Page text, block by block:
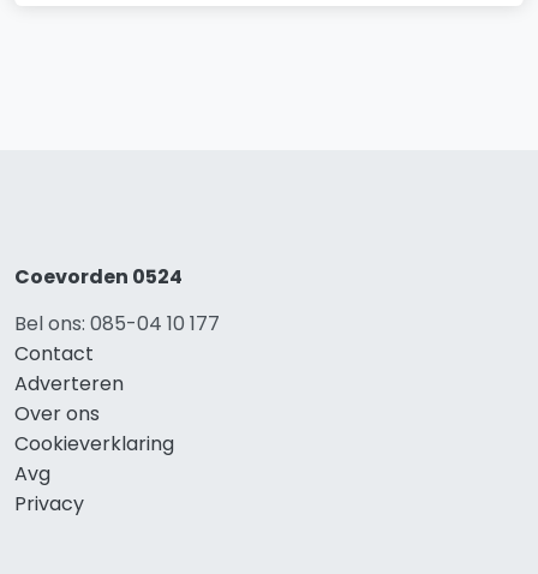
Coevorden 0524
Bel ons: 085-04 10 177
Contact
Adverteren
Over ons
Cookieverklaring
Avg
Privacy